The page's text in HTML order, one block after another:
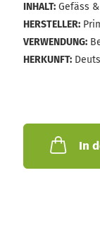
INHALT: Gefäss
HERSTELLER:
VERWENDUNG:
HERKUNFT:
In